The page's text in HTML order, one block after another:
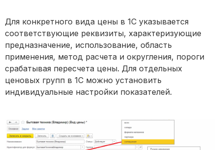
Для конкретного вида цены в 1С указывается
соответствующие реквизиты, характеризующие
предназначение, использование, область
применения, метод расчета и округления, пороги
срабатывая пересчета цены. Для отдельных
ценовых групп в 1С можно установить
индивидуальные настройки показателей.